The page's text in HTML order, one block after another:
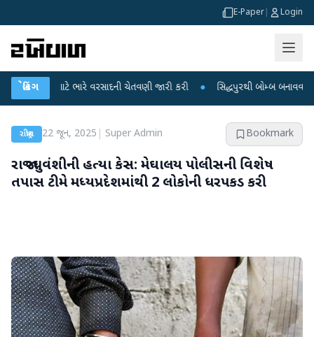
E-Paper Login
બ્રેકિંગ
માટે ભારે વરસાદની ચેતવણી જારી કરી ● સિદ્ધપુરથી બોમ્બ બનાવવાની સામગ્રી
રાષ્ટ્રીય 22 જૂન, 2025 Super Admin Bookmark
રાજા રઘુવંશીની હત્યા કેસ: મેઘાલય પોલીસની વિશેષ
તપાસ ટીમે મધ્યપ્રદેશમાંથી 2 લોકોની ધરપકડ કરી